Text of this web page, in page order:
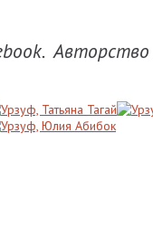
Авторство